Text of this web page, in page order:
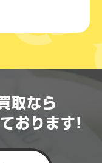
取なら
おります!